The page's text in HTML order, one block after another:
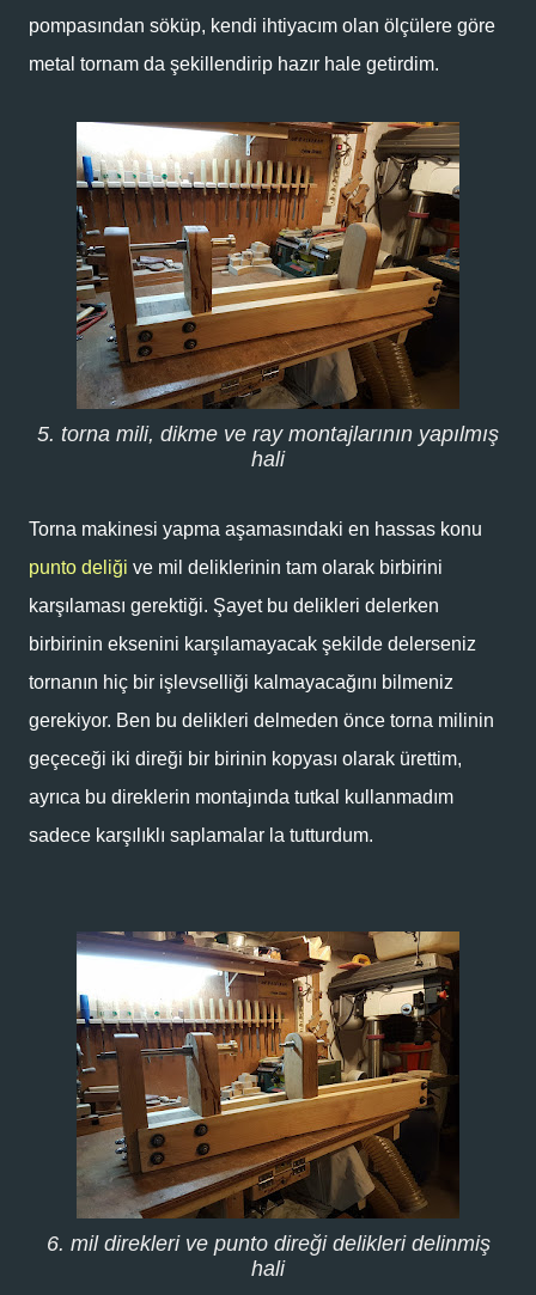
pompasından söküp, kendi ihtiyacım olan ölçülere göre
metal tornam da şekillendirip hazır hale getirdim.
5. torna mili, dikme ve ray montajlarının yapılmış
hali
Torna makinesi yapma aşamasındaki en hassas konu
punto deliği ve mil deliklerinin tam olarak birbirini
karşılaması gerektiği. Şayet bu delikleri delerken
birbirinin eksenini karşılamayacak şekilde delerseniz
tornanın hiç bir işlevselliği kalmayacağını bilmeniz
gerekiyor. Ben bu delikleri delmeden önce torna milinin
geçeceği iki direği bir birinin kopyası olarak ürettim,
ayrıca bu direklerin montajında tutkal kullanmadım
sadece karşılıklı saplamalar la tutturdum.
6. mil direkleri ve punto direği delikleri delinmiş
hali